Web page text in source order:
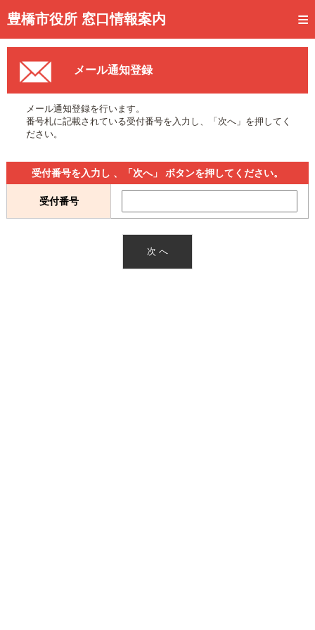
豊橋市役所 窓口情報案内
トップページ
事前予約
予約状況確認
窓口混雑状況
待ち状況確認
メール通知登録
メール通知登録
メール通知登録を行います。
番号札に記載されている受付番号を入力し、「次へ」を押してく
ださい。
受付番号を入力し 、「次へ」 ボタンを押してください。
受付番号